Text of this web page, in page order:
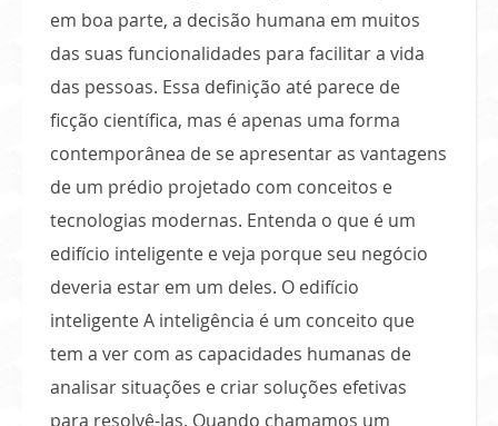
em boa parte, a decisão humana em muitos
das suas funcionalidades para facilitar a vida
das pessoas. Essa definição até parece de
ficção científica, mas é apenas uma forma
contemporânea de se apresentar as vantagens
de um prédio projetado com conceitos e
tecnologias modernas. Entenda o que é um
edifício inteligente e veja porque seu negócio
deveria estar em um deles. O edifício
inteligente A inteligência é um conceito que
tem a ver com as capacidades humanas de
analisar situações e criar soluções efetivas
para resolvê-las. Quando chamamos um